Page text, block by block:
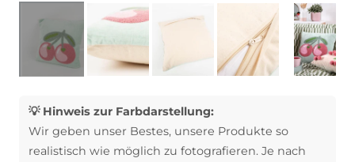
💡 Hinweis zur Farbdarstellung:
Wir geben unser Bestes, unsere Produkte so
realistisch wie möglich zu fotografieren. Je nach